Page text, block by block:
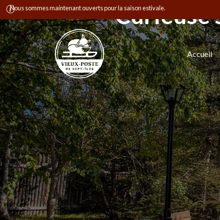
Nous sommes maintenant ouverts pour la saison estivale.
Accueil
Curieuse